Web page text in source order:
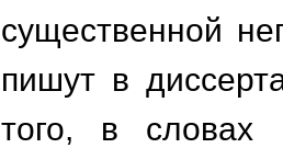
существенной
пишут в
того, в словах